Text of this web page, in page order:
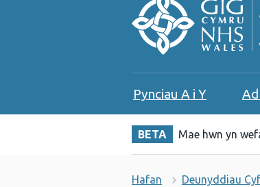
Pynciau A i Y
BETA Mae hwn yn
Hafan Deunyddiau